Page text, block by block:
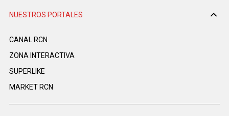
NUESTROS PORTALES
CANAL RCN
ZONA INTERACTIVA
SUPERLIKE
MARKET RCN